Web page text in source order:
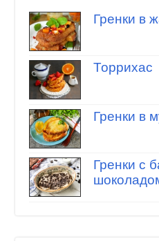
Гренки в
Торрихас
Гренки в
Гренки с